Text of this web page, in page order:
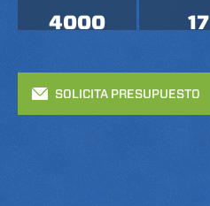
4000 17
SOLICITA PRESUPUESTO